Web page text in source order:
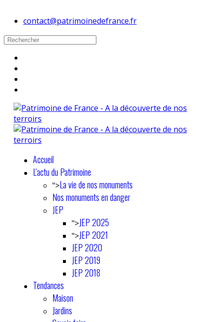
contact@patrimoinedefrance.fr
Accueil
L'actu du Patrimoine
">La vie de nos monuments
Nos monuments en danger
JEP
">JEP 2025
">JEP 2021
JEP 2020
JEP 2019
JEP 2018
Tendances
Maison
Jardins